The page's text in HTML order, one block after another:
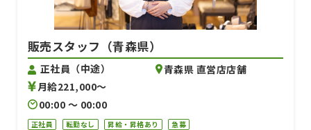
販売スタッフ（青森県）
正社員（中途）
月給221,000〜
00:00 〜 00:00
青森県 直営店店舗
正社員 転勤なし 昇給・昇格あり 急募